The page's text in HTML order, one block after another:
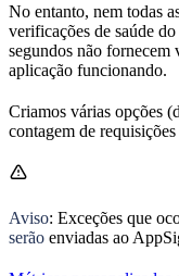
No entanto, nem todas
verificações de saúde
segundos não fornecem
aplicação funcionando.
Criamos várias opções
contagem de
Aviso: Exceções que
serão enviadas ao